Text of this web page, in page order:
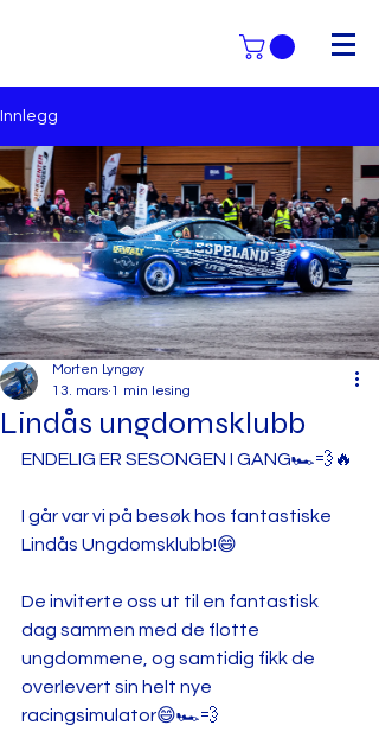
Innlegg
Lindås ungdomsklubb
Morten Lyngøy
13. mars 1 min lesing
ENDELIG ER SESONGEN I GANG🏎💨🔥
I går var vi på besøk hos fantastiske
Lindås Ungdomsklubb!😄
De inviterte oss ut til en fantastisk
dag sammen med de flotte
ungdommene, og samtidig fikk de
overlevert sin helt nye
racingsimulator😄🏎💨